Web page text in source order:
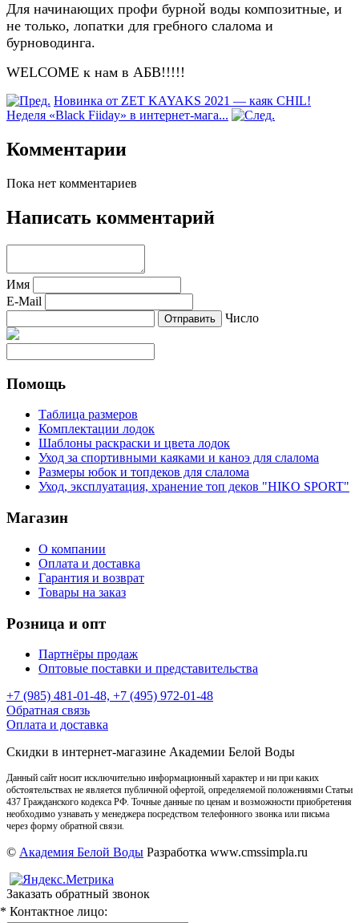
Для начинающих профи бурной воды композитные, и
не только, лопатки для гребного слалома и
бурноводинга.
WELCOME к нам в АБВ!!!!!
Новинка от ZET KAYAKS 2021 — каяк CHIL!
Неделя «Black Fiiday» в интернет-мага...
Комментарии
Пока нет комментариев
Написать комментарий
Имя
E-Mail
Число
Помощь
Таблица размеров
Комплектации лодок
Шаблоны раскраски и цвета лодок
Уход за спортивными каяками и каноэ для слалома
Размеры юбок и топдеков для слалома
Уход, эксплуатация, хранение топ деков "HIKO SPORT"
Магазин
О компании
Оплата и доставка
Гарантия и возврат
Товары на заказ
Розница и опт
Партнёры продаж
Оптовые поставки и представительства
+7 (985) 481-01-48, +7 (495) 972-01-48
Обратная связь
Оплата и доставка
Скидки в интернет-магазине Академии Белой Воды
Данный сайт носит исключительно информационный характер и ни при каких
обстоятельствах не является публичной офертой, определяемой положениями Статьи
437 Гражданского кодекса РФ. Точные данные по ценам и возможности приобретения
необходимо узнавать у менеджера посредством телефонного звонка или письма
через форму обратной связи.
© Академия Белой Воды Разработка www.cmssimpla.ru
Заказать обратный звонок
* Контактное лицо: